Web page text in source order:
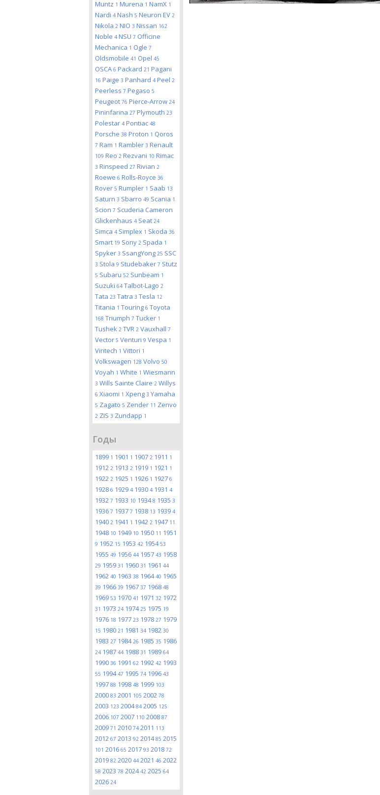
Muntz 1 Murena 1 NamX 1
Nardi 4 Nash 5 Neuron EV 2
Nikola 2 NIO 3 Nissan 162
Noble 4 NSU 7 Officine
Mechanica 1 Ogle 7
Oldsmobile 41 Opel 45
OSCA 6 Packard 21 Pagani
16 Paige 3 Panhard 4 Peel 2
Peerless 7 Pegaso 5
Peugeot 76 Pierce-Arrow 24
Pininfarina 27 Plymouth 23
Polestar 4 Pontiac 48
Porsche 38 Proton 1 Qoros
7 Ram 1 Rambler 3 Renault
109 Reo 2 Rezvani 10 Rimac
3 Rinspeed 27 Rivian 2
Roewe 6 Rolls-Royce 36
Rover 5 Rumpler 1 Saab 13
Saturn 3 Sbarro 49 Scania 1
Scion 7 Scuderia Cameron
Glickenhaus 4 Seat 24
Simca 4 Simplex 1 Skoda 36
Smart 19 Sony 2 Spada 1
Spyker 3 SsangYong 25 SSC
3 Stola 9 Studebaker 7 Stutz
5 Subaru 52 Sunbeam 1
Suzuki 64 Talbot-Lago 2
Tata 23 Tatra 3 Tesla 12
Titania 1 Touring 6 Toyota
168 Triumph 7 Tucker 1
Tushek 2 TVR 2 Vauxhall 7
Vector 5 Venturi 9 Vespa 1
Viritech 1 Vittori 1
Volkswagen 128 Volvo 50
Voyah 1 White 1 Wiesmann
3 Wills Sainte Claire 2 Willys
6 Xiaomi 1 Xpeng 3 Yamaha
5 Zagato 5 Zender 11 Zenvo
2 ZIS 3 Zundapp 1
Годы
1899 1 1901 1 1907 2 1911 1
1912 2 1913 2 1919 1 1921 1
1922 2 1925 1 1926 1 1927 6
1928 6 1929 4 1930 4 1931 4
1932 7 1933 10 19348 1935 3
1936 7 1937 7 1938 13 1939 4
1940 2 1941 1 1942 2 1947 11
1948 10 1949 10 1950 11 1951
9 1952 15 1953 42 195453
1955 49 1956 44 1957 43 1958
29 1959 31 1960 31 1961 44
1962 40 1963 38 196440 1965
39 1966 39 1967 37 1968 48
1969 53 1970 41 1971 32 1972
31 1973 24 197425 1975 19
1976 18 1977 23 1978 27 1979
15 1980 21 1981 34 1982 30
1983 27 198426 1985 35 1986
24 1987 44 1988 31 1989 64
1990 36 1991 62 1992 42 1993
55 199447 1995 74 1996 43
1997 88 1998 48 1999 103
2000 83 2001 105 2002 78
2003 123 200484 2005 125
2006 107 2007 110 2008 87
2009 71 2010 74 2011 113
2012 67 2013 92 201485 2015
101 2016 65 2017 93 2018 72
2019 82 2020 44 2021 46 2022
58 2023 78 202442 2025 64
2026 24